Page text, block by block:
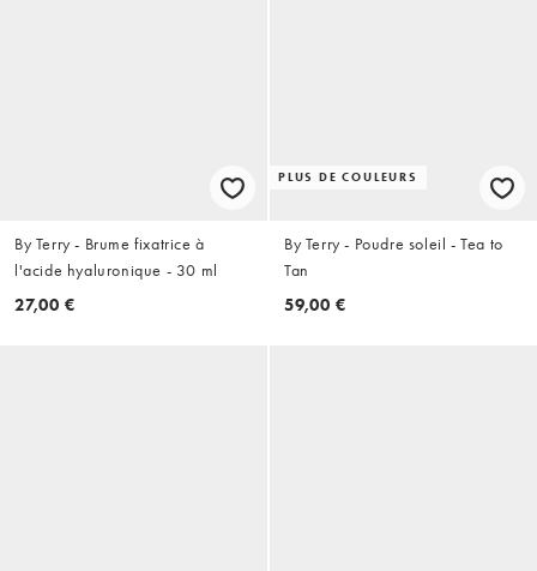
By Terry - Brume fixatrice à
l'acide hyaluronique - 30 ml
27,00 €
PLUS DE COULEURS
By Terry - Poudre soleil - Tea to
Tan
59,00 €